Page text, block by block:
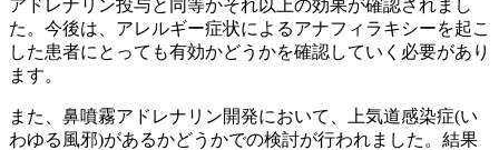
アドレナリン投与と同等かそれ以上の効果が確認されまし
た。今後は、アレルギー症状によるアナフィラキシーを起こ
した患者にとっても有効かどうかを確認していく必要があり
ます。
また、鼻噴霧アドレナリン開発において、上気道感染症(い
わゆる風邪)があるかどうかでの検討が行われました。結果